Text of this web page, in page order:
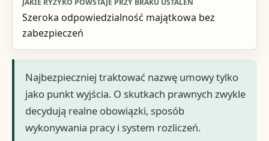
Szeroka odpowiedzialność majątkowa bez
zabezpieczeń
Najbezpieczniej traktować nazwę umowy tylko
jako punkt wyjścia. O skutkach prawnych zwykle
decydują realne obowiązki, sposób
wykonywania pracy i system rozliczeń.